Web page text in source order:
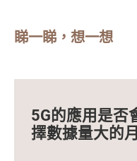
睇一睇，想一想
5G的應用是否
擇數據量大的